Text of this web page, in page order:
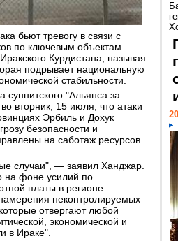
бьют тревогу в связи с
по ключевым объектам
Курдистана, называя
подрывает национальную
стабильности.
"Альянса за
вторник, 15 июля, что атаки
Эрбиль и Дохук
безопасности и
на саботаж ресурсов
случаи", — заявил Ханджар.
на фоне усилий по
платы в регионе
неконтролируемых
отвергают любой
экономической и
в Ираке".